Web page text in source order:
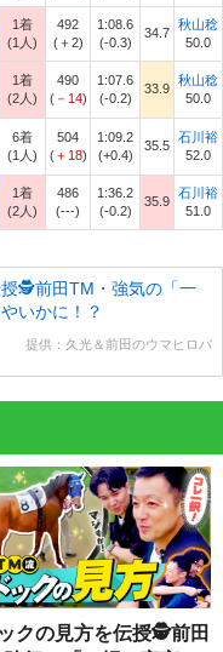
1着
(1人)
492
(＋2)
1:08.6
(-0.3)
34.7
秋山稔
50.0
1着
(2人)
490
(－14)
1:07.6
(-0.2)
33.9
秋山稔
50.0
6着
(1人)
504
(＋18)
1:09.2
(+0.4)
35.5
石川裕
52.0
1着
(2人)
486
(---)
1:36.2
(-0.2)
35.9
石川裕
51.0
🕵前田TM・強気の「一
いかに！？
提供：久光＆前田のウマヒロバ
クの見方を伝授🕵前田